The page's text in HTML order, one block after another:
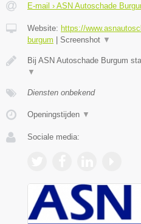
E-mail › ASN Autoschade
Website: https://
burgum | Screenshot ▼
Bij ASN Autoschade Burgum
▼
Diensten onbekend
Openingstijden ▼
Sociale media: